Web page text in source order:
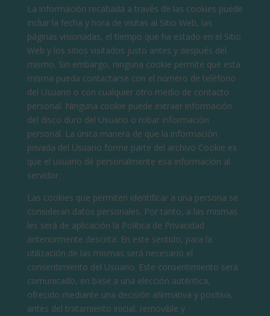
La información recabada a través de las cookies puede
incluir la fecha y hora de visitas al Sitio Web, las
páginas visionadas, el tiempo que ha estado en el Sitio
Web y los sitios visitados justo antes y después del
mismo. Sin embargo, ninguna cookie permite que esta
misma pueda contactarse con el número de teléfono
del Usuario o con cualquier otro medio de contacto
personal. Ninguna cookie puede extraer información
del disco duro del Usuario o robar información
personal. La única manera de que la información
privada del Usuario forme parte del archivo Cookie es
que el usuario dé personalmente esa información al
servidor.
Las cookies que permiten identificar a una persona se
consideran datos personales. Por tanto, a las mismas
les será de aplicación la Política de Privacidad
anteriormente descrita. En este sentido, para la
utilización de las mismas será necesario el
consentimiento del Usuario. Este consentimiento será
comunicado, en base a una elección auténtica,
ofrecido mediante una decisión afirmativa y positiva,
antes del tratamiento inicial, removible y